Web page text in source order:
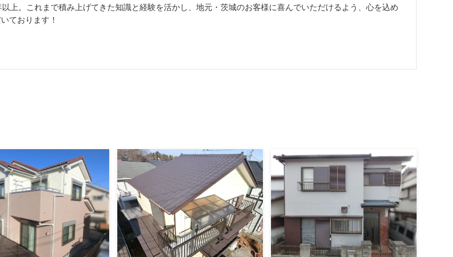
上。これまで積み上げてきた知識と経験を活かし、地元・茨城のお客様に喜んでいただけるよう、心を込め
ております！